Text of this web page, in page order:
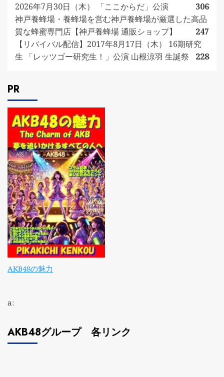
2026年7月30日（木） 「ここからだ」公演
306
神戸養蜂場・養蜂場を営む神戸養蜂場が厳選した高品
質な蜂蜜専門店【神戸養蜂場 通販ショップ】
247
【リバイバル配信】2017年8月17日（木） 16期研究
生 「レッツゴー研究生！」公演 山根涼羽 生誕祭
228
PR
AKB48の魅力
a:
AKB48グループ 各リンク